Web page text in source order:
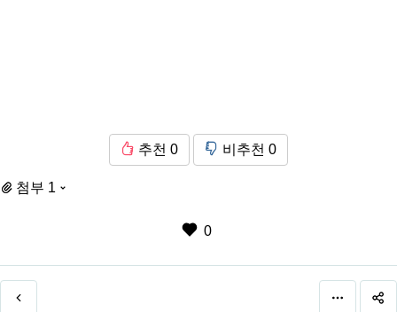
추천 0 비추천 0
첨부 1
0